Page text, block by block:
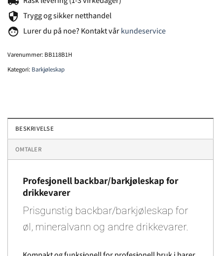
security Trygg og sikker netthandel
face Lurer du på noe? Kontakt vårkundeservice
Varenummer: BB118B1H
Kategori: Barkjøleskap
BESKRIVELSE
OMTALER
Profesjonell backbar/barkjøleskap for
drikkevarer
Prisgunstig backbar/barkjøleskap for
øl, mineralvann og andre drikkevarer.